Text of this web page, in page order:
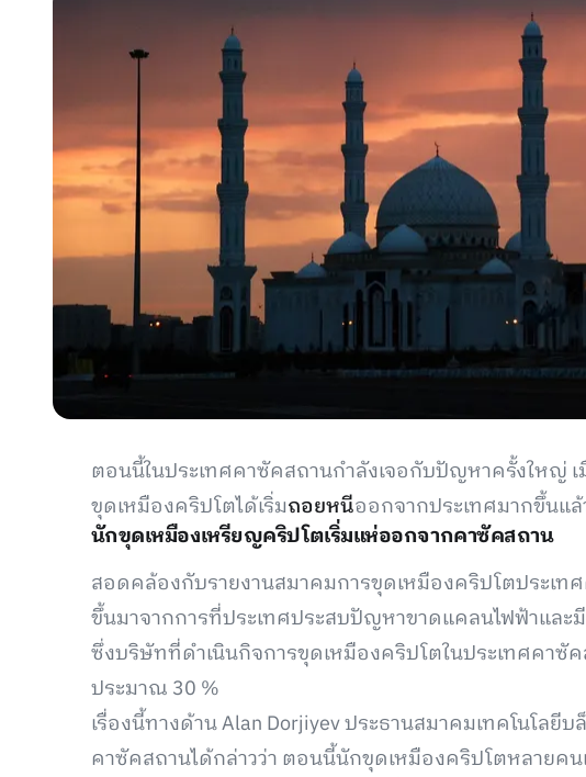
ตอนนี้ในประเทศคาซัคสถานกำลังเจอกับปัญหาครั้งใหญ่
ขุดเหมืองคริปโตได้เริ่มถอยหนีออกจากประเทศมากขึ้นแล้
นักขุดเหมืองเหรียญคริปโตเริ่มแห่ออกจากคาซัคสถาน
สอดคล้องกับรายงานสมาคมการขุดเหมืองคริปโตประเท
ขึ้นมาจากการที่ประเทศประสบปัญหาขาดแคลนไฟฟ้าแล
ซึ่งบริษัทที่ดำเนินกิจการขุดเหมืองคริปโตในประเทศคา
ประมาณ 30 %
เรื่องนี้ทางด้าน Alan Dorjiyev ประธานสมาคมเทคโนโล
คาซัคสถานได้กล่าวว่า ตอนนี้นักขุดเหมืองคริปโตหลายค